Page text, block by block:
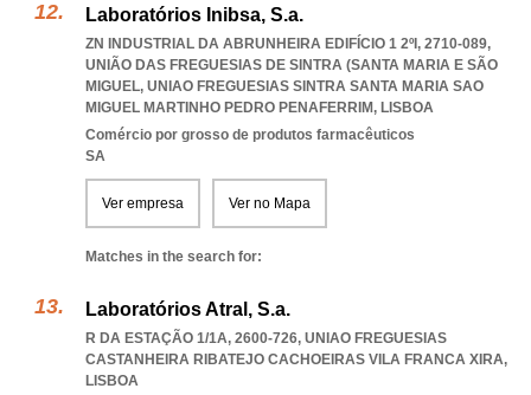
Laboratórios Inibsa, S.a.
ZN INDUSTRIAL DA ABRUNHEIRA EDIFÍCIO 1 2ºI, 2710-089,
UNIÃO DAS FREGUESIAS DE SINTRA (SANTA MARIA E SÃO
MIGUEL, UNIAO FREGUESIAS SINTRA SANTA MARIA SAO
MIGUEL MARTINHO PEDRO PENAFERRIM, LISBOA
Comércio por grosso de produtos farmacêuticos
SA
Ver empresa Ver no Mapa
Matches in the search for:
Laboratórios Atral, S.a.
R DA ESTAÇÃO 1/1A, 2600-726, UNIAO FREGUESIAS
CASTANHEIRA RIBATEJO CACHOEIRAS VILA FRANCA XIRA,
LISBOA